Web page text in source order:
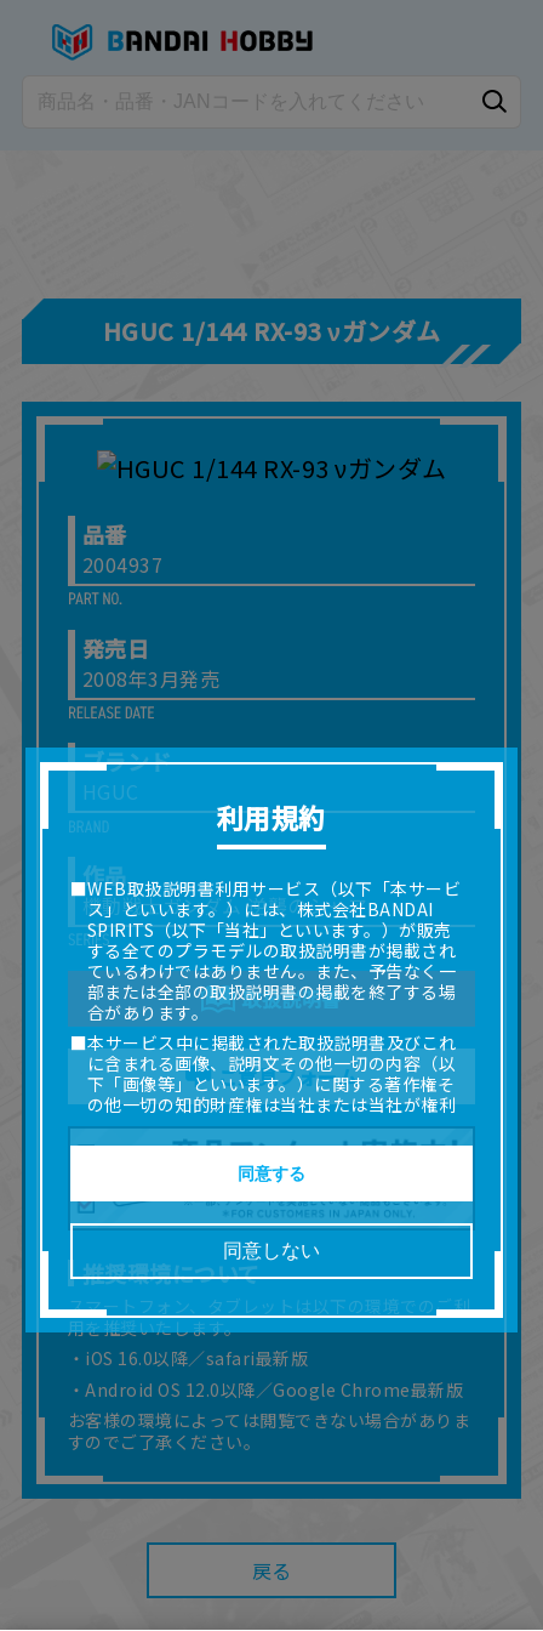
HGUC 1/144 RX-93 νガンダム
品番
2004937
発売日
2008年3月発売
ブランド
HGUC
作品
機動戦士ガンダム 逆襲のシャア
取扱説明書
ご意見フォーム
推奨環境について
スマートフォン、タブレットは以下の環境でのご利
用を推奨いたします。
・iOS 16.0以降／safari最新版
・Android OS 12.0以降／Google Chrome最新版
お客様の環境によっては閲覧できない場合がありま
すのでご了承ください。
戻る
利用規約
■WEB取扱説明書利用サービス（以下「本サービ
ス」といいます。）には、株式会社BANDAI
SPIRITS（以下「当社」といいます。）が販売
する全てのプラモデルの取扱説明書が掲載され
ているわけではありません。また、予告なく一
部または全部の取扱説明書の掲載を終了する場
合があります。
■本サービス中に掲載された取扱説明書及びこれ
に含まれる画像、説明文その他一切の内容（以
下「画像等」といいます。）に関する著作権そ
の他一切の知的財産権は当社または当社が権利
の許諾を受ける第三者に帰属します。
使用（本サービス内の意見投稿の目的での画像
等の利用を含みます。）を超えて使用（複製、
複写、改変、掲示、頒布、配信、販売、出版等
を含むがこれに限りません。）することは禁止
いたします。
■掲載している取扱説明書は、お客様が購入され
た商品に同梱されたものと異なる場合がありま
す。
■対象商品仕様の変更などにより、取扱説明書の
内容は予告なく変更される場合があります。
■当社は、取扱説明書の正確性確保に努めており
ますが、取扱説明書の完全性を保証するもので
はありません。
■お客様のご利用環境によっては、本サービスを
ご利用いただけない場合があります。
かったことにより利用者に何らかの損害が生じ
たとしても、当社は何らの責任を負いません。
また、本サイトを利用したことによって、利用
同意しない
同意する